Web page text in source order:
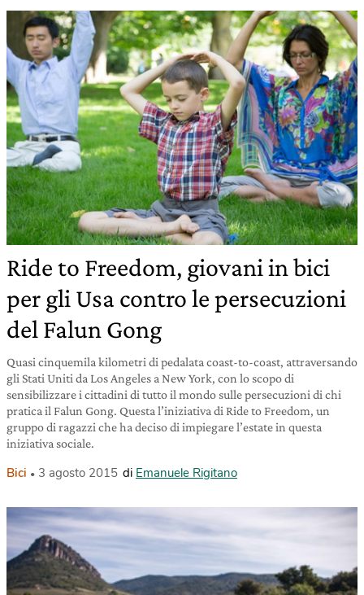
Ride to Freedom, giovani in bici
per gli Usa contro le persecuzioni
del Falun Gong
Quasi cinquemila kilometri di pedalata coast-to-coast, attraversando
gli Stati Uniti da Los Angeles a New York, con lo scopo di
sensibilizzare i cittadini di tutto il mondo sulle persecuzioni di chi
pratica il Falun Gong. Questa l’iniziativa di Ride to Freedom, un
gruppo di ragazzi che ha deciso di impiegare l’estate in questa
iniziativa sociale.
Bici 3 agosto 2015 di Emanuele Rigitano